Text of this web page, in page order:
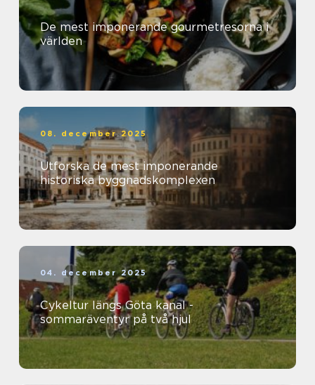
De mest imponerande gourmetresorna i
världen
08. december 2025
Utforska de mest imponerande
historiska byggnadskomplexen
04. december 2025
Cykeltur längs Göta kanal -
sommaräventyr på två hjul